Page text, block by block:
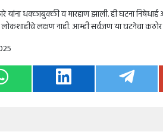
यांना धक्काबुक्की व मारहाण झाली. ही घटना निषेधार्ह
लक्षण नाही. आम्ही सर्वजण या घटनेचा